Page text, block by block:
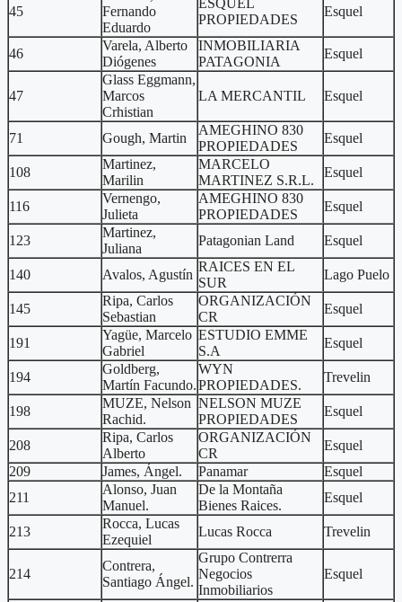
45
Fernando
Eduardo
ESQUEL
PROPIEDADES
Esquel
46
Varela, Alberto
Diógenes
INMOBILIARIA
PATAGONIA
Esquel
47
Glass Eggmann,
Marcos
Crhistian
LA MERCANTIL Esquel
71 Gough, Martin
AMEGHINO 830
PROPIEDADES
Esquel
108
Martinez,
Marilin
MARCELO
MARTINEZ S.R.L.
Esquel
116
Vernengo,
Julieta
AMEGHINO 830
PROPIEDADES
Esquel
123
Martinez,
Juliana
Patagonian Land Esquel
140 Avalos, Agustín
RAICES EN EL
SUR
Lago Puelo
145
Ripa, Carlos
Sebastian
ORGANIZACIÓN
CR
Esquel
191
Yagüe, Marcelo
Gabriel
ESTUDIO EMME
S.A
Esquel
194
Goldberg,
Martín Facundo.
WYN
PROPIEDADES.
Trevelin
198
MUZE, Nelson
Rachid.
NELSON MUZE
PROPIEDADES
Esquel
208
Ripa, Carlos
Alberto
ORGANIZACIÓN
CR
Esquel
209
James, Ángel. Panamar
Esquel
211
Alonso, Juan
Manuel.
De la Montaña
Bienes Raices.
Esquel
213
Rocca, Lucas
Ezequiel
Lucas Rocca Trevelin
214
Contrera,
Santiago Ángel.
Grupo Contrerra
Negocios
Inmobiliarios
Esquel